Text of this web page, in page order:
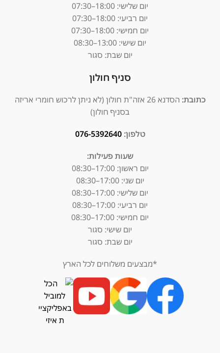
יום שלישי: 18:00–07:30
יום רביעי: 18:00–07:30
יום חמישי: 18:00–07:30
יום שישי: 13:00–08:30
יום שבת: סגור
סניף חולון
כתובת:
הסדנא 26 אזה"ת חולון (לא ניתן לרכוש חומרי אריזה
בסניף חולון)
טלפון: 076-5392640
שעות פעילות:
יום ראשון: 17:00–08:30
יום שני: 17:00–08:30
יום שלישי: 17:00–08:30
יום רביעי: 17:00–08:30
יום חמישי: 17:00–08:30
יום שישי: סגור
יום שבת: סגור
*מבצעים משלוחים לכל הארץ